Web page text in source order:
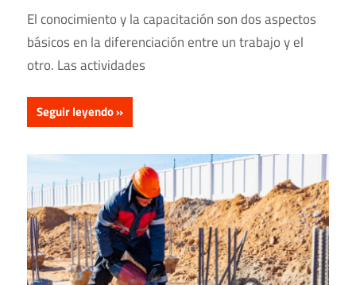
El conocimiento y la capacitación son dos aspectos
básicos en la diferenciación entre un trabajo y el
otro. Las actividades
Seguir leyendo